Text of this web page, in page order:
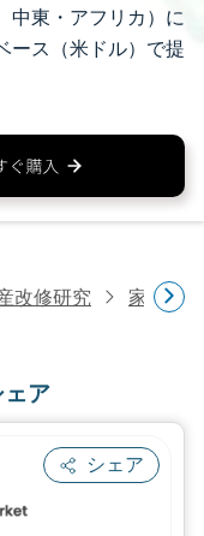
中東・アフリカ）に
ース（米ドル）で提
改修研究 家電研究
ア
シェア